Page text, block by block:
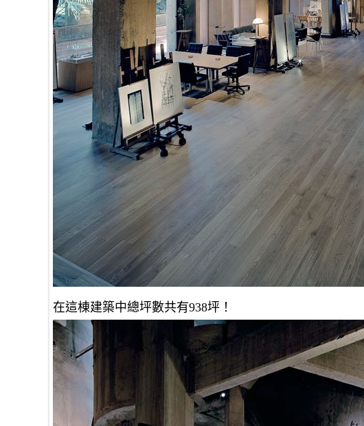
在這棟建築中總坪數共有938坪！